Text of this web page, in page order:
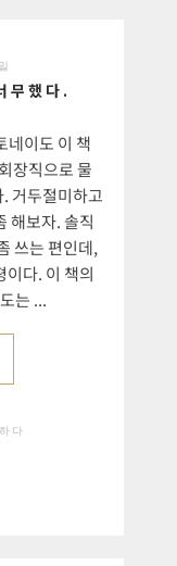
무했다.
네이도 이 책
장직으로 물
거두절미하고
해보자. 솔직
쓰는 편인데,
이다. 이 책의
는 ...
다